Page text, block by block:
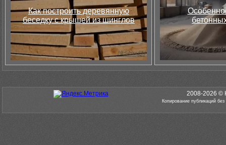
Как построить деревянную
беседку с крышей из шинглов
2008-2026 ©
Копирование публикаций